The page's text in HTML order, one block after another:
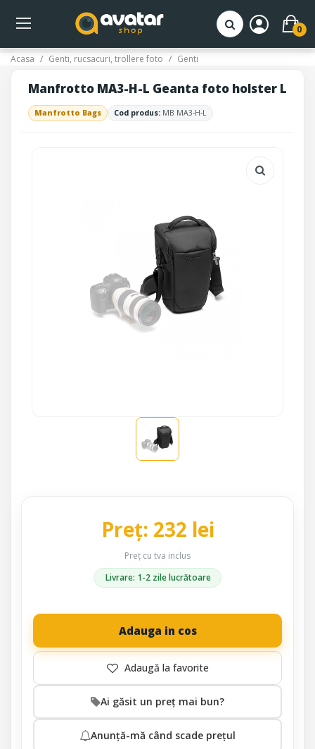
0
Acasa Genti, rucsacuri, trollere foto Genti
Manfrotto MA3-H-L Geanta foto holster L
Manfrotto Bags Cod produs: MB MA3-H-L
Preț: 232 lei
Preț cu tva inclus
Livrare: 1-2 zile lucrătoare
Adauga in cos
Ai găsit un preț mai bun?
Anunță-mă când scade prețul